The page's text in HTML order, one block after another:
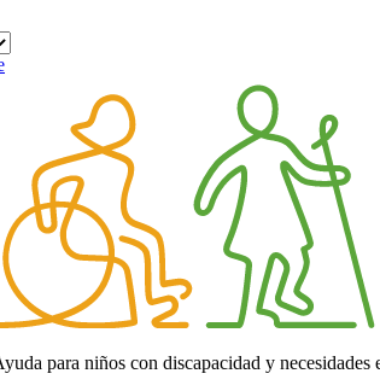
para niños con discapacidad y necesidades